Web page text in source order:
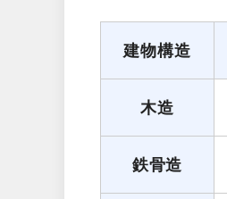
建物構造
木造
鉄骨造